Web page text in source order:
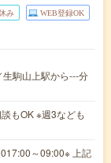
み WEB登録OK
駒山上駅から---分
もOK ※週3なども
～09:00※ 上記